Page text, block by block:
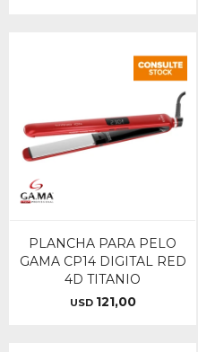
PLANCHA PARA PELO
GAMA CP14 DIGITAL RED
4D TITANIO
USD 121,00